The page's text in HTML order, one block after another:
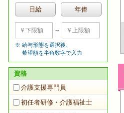
日給 年俸
～
給与形態を選択後、
希望額を半角数字で入力
資格
介護支援専門員
初任者研修・介護福祉士